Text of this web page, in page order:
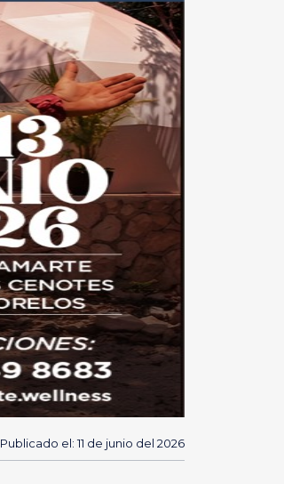
Publicado el: 11 de junio del 2026